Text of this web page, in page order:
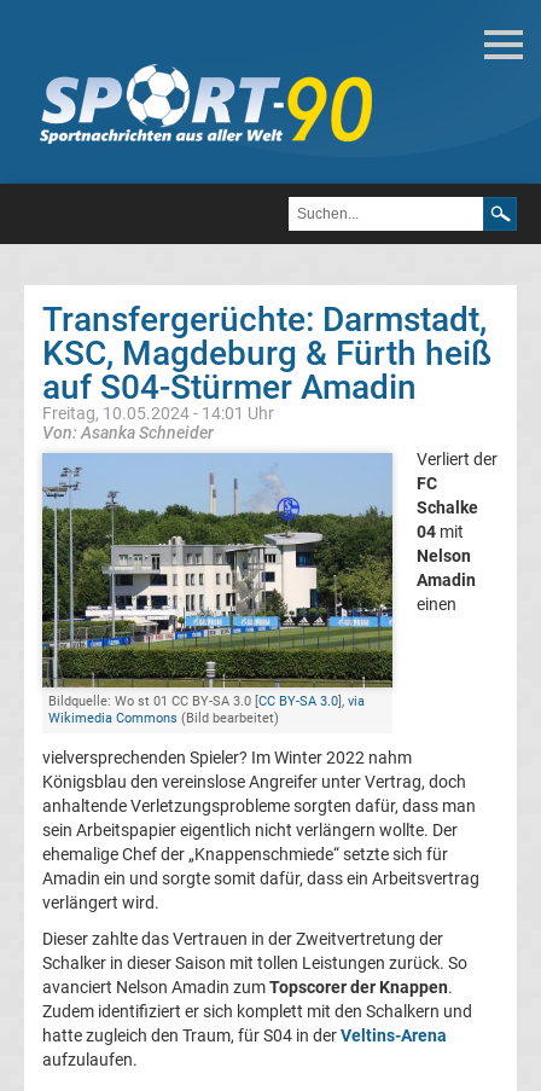
Deutsche
Transfergerüchte
FC
Heidenheim
1846
Transfergerüchte
1.
FC
Kaiserslautern
Transfergerüchte
1.
FC
Köln
Transfergerüchte
1.
FC
Transfergerüchte: Darmstadt,
KSC, Magdeburg & Fürth heiß
auf S04-Stürmer Amadin
Freitag, 10.05.2024 - 14:01 Uhr
Von: Asanka Schneider
Bildquelle: Wo st 01 CC BY-SA 3.0 [CC BY-SA 3.0], via
Wikimedia Commons (Bild bearbeitet)
Verliert der
FC
Schalke
04 mit
Nelson
Amadin
einen
vielversprechenden Spieler? Im Winter 2022 nahm
Königsblau den vereinslose Angreifer unter Vertrag, doch
anhaltende Verletzungsprobleme sorgten dafür, dass man
sein Arbeitspapier eigentlich nicht verlängern wollte. Der
ehemalige Chef der „Knappenschmiede“ setzte sich für
Amadin ein und sorgte somit dafür, dass ein Arbeitsvertrag
verlängert wird.
Dieser zahlte das Vertrauen in der Zweitvertretung der
Schalker in dieser Saison mit tollen Leistungen zurück. So
avanciert Nelson Amadin zumTopscorer der Knappen.
Zudem identifiziert er sich komplett mit den Schalkern und
hatte zugleich den Traum, für S04 in derVeltins-Arena
aufzulaufen.